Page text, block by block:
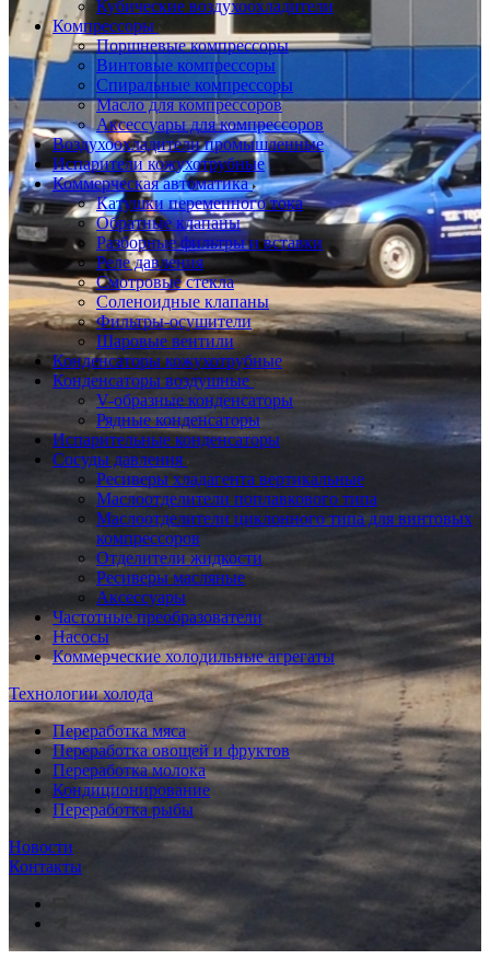
Кубические воздухоохладители
Компрессоры
Поршневые компрессоры
Винтовые компрессоры
Спиральные компрессоры
Масло для компрессоров
Аксессуары для компрессоров
Воздухоохладители промышленные
Испарители кожухотрубные
Коммерческая автоматика
Катушки переменного тока
Обратные клапаны
Разборные фильтры и вставки
Реле давления
Смотровые стекла
Соленоидные клапаны
Фильтры-осушители
Шаровые вентили
Конденсаторы кожухотрубные
Конденсаторы воздушные
V-образные конденсаторы
Рядные конденсаторы
Испарительные конденсаторы
Сосуды давления
Ресиверы хладагента вертикальные
Маслоотделители поплавкового типа
Маслоотделители циклонного типа для винтовых
компрессоров
Отделители жидкости
Ресиверы масляные
Аксессуары
Частотные преобразователи
Насосы
Коммерческие холодильные агрегаты
Технологии холода
Переработка мяса
Переработка овощей и фруктов
Переработка молока
Кондиционирование
Переработка рыбы
Новости
Контакты